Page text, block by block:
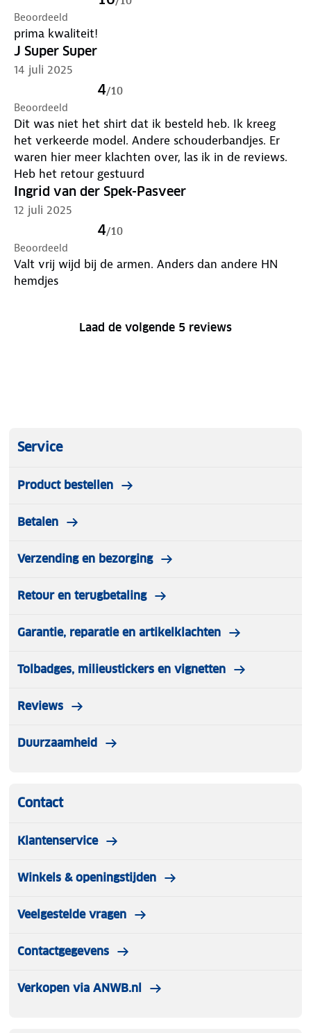
Beoordeeld
prima kwaliteit!
J Super Super
14 juli 2025
4/10
Beoordeeld
Dit was niet het shirt dat ik besteld heb. Ik kreeg
het verkeerde model. Andere schouderbandjes. Er
waren hier meer klachten over, las ik in de reviews.
Heb het retour gestuurd
Ingrid van der Spek-Pasveer
12 juli 2025
4/10
Beoordeeld
Valt vrij wijd bij de armen. Anders dan andere HN
hemdjes
Laad de volgende 5 reviews
Service
Product bestellen
Betalen
Verzending en bezorging
Retour en terugbetaling
Garantie, reparatie en artikelklachten
Tolbadges, milieustickers en vignetten
Reviews
Duurzaamheid
Contact
Klantenservice
Winkels & openingstijden
Veelgestelde vragen
Contactgegevens
Verkopen via ANWB.nl